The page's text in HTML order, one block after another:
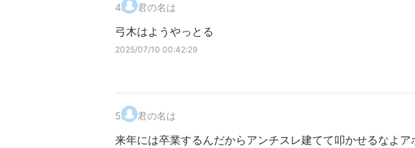
4. 君の名は
弓木はようやっとる
2025/07/10 00:42:29
5. 君の名は
来年には卒業するんだからアンチスレ建てて叩かせるなよア